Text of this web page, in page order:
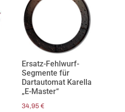
Ersatz-Fehlwurf-
Segmente für
Dartautomat Karella
„E-Master“
34,95 €